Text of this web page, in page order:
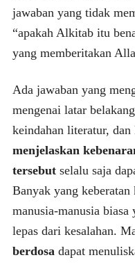
jawaban yang tidak
“apakah Alkitab itu
yang memberitakan
Ada jawaban yang
mengenai latar
keindahan literatur, dan
menjelaskan
tersebut selalu saja
Banyak yang
manusia-manusia
lepas dari kesalahan.
berdosadapat